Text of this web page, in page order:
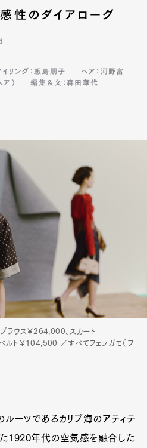
性のダイアローグ
イリング：飯島朋子
ヘア：河野富
ア） 編集＆文：森田華代
ウス￥264,000、スカート
ト￥104,500 ／すべてフェラガモ（フ
ルーツであるカリブ海のアティテ
た1920年代の空気感を融合した